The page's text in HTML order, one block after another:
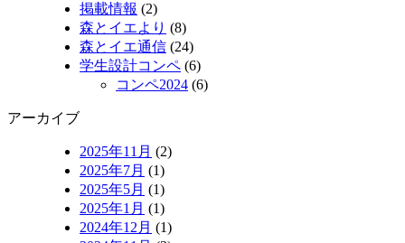
掲載情報 (2)
森とイエより (8)
森とイエ通信 (24)
学生設計コンペ (6)
コンペ2024 (6)
アーカイブ
2025年11月 (2)
2025年7月 (1)
2025年5月 (1)
2025年1月 (1)
2024年12月 (1)